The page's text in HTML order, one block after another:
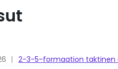
2-3-5-formaation taktinen